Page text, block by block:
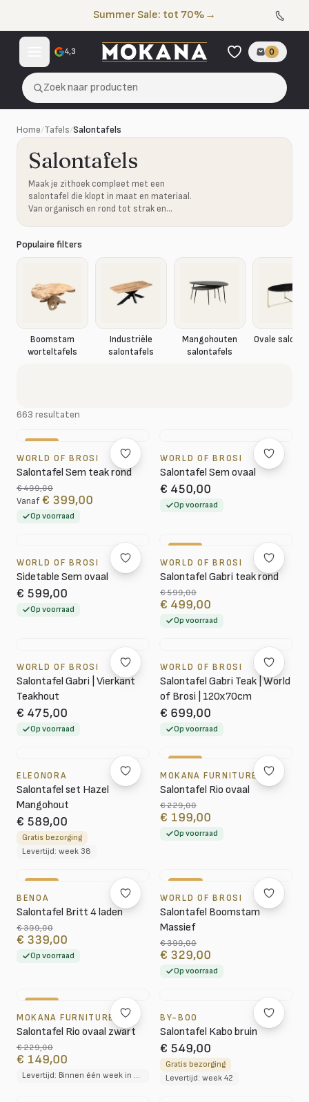
Summer Sale: tot 70% →
4,3 0
Zoek naar producten
Home/Tafels/Salontafels
Salontafels
Maak je zithoek compleet met een
salontafel die klopt in maat en materiaal.
Van organisch en rond tot strak en
Populaire filters
Boomstam
worteltafels
Industriële
salontafels
Mangohouten
salontafels
Ovale
663 resultaten
WORLD OF BROSI
Salontafel Sem teak rond
€ 499,00
Vanaf € 399,00
Op voorraad
WORLD OF BROSI
Salontafel Sem ovaal
€ 450,00
Op voorraad
WORLD OF BROSI
Sidetable Sem ovaal
€ 599,00
Op voorraad
WORLD OF BROSI
Salontafel Gabri teak rond
€ 599,00
€ 499,00
Op voorraad
WORLD OF BROSI
Salontafel Gabri | Vierkant
Teakhout
€ 475,00
Op voorraad
WORLD OF BROSI
Salontafel Gabri Teak | World
of Brosi | 120x70cm
€ 699,00
Op voorraad
ELEONORA
Salontafel set Hazel
Mangohout
€ 589,00
Gratis bezorging
Levertijd: week 38
MOKANA FURNITURE
Salontafel Rio ovaal
€ 229,00
€ 199,00
Op voorraad
BENOA
Salontafel Britt 4 laden
€ 399,00
€ 339,00
Op voorraad
WORLD OF BROSI
Salontafel Boomstam
Massief
€ 399,00
€ 329,00
Op voorraad
MOKANA FURNITURE
Salontafel Rio ovaal zwart
€ 229,00
€ 149,00
Levertijd: Binnen één week in huis
BY-BOO
Salontafel Kabo bruin
€ 549,00
Gratis bezorging
Levertijd: week 42